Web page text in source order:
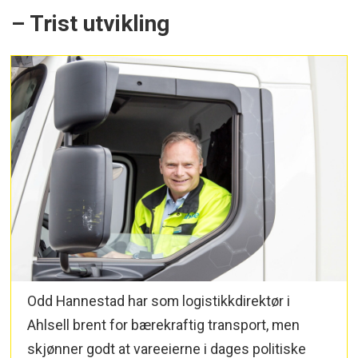
– Trist utvikling
Odd Hannestad har som logistikkdirektør i
Ahlsell brent for bærekraftig transport, men
skjønner godt at vareeierne i dages politiske